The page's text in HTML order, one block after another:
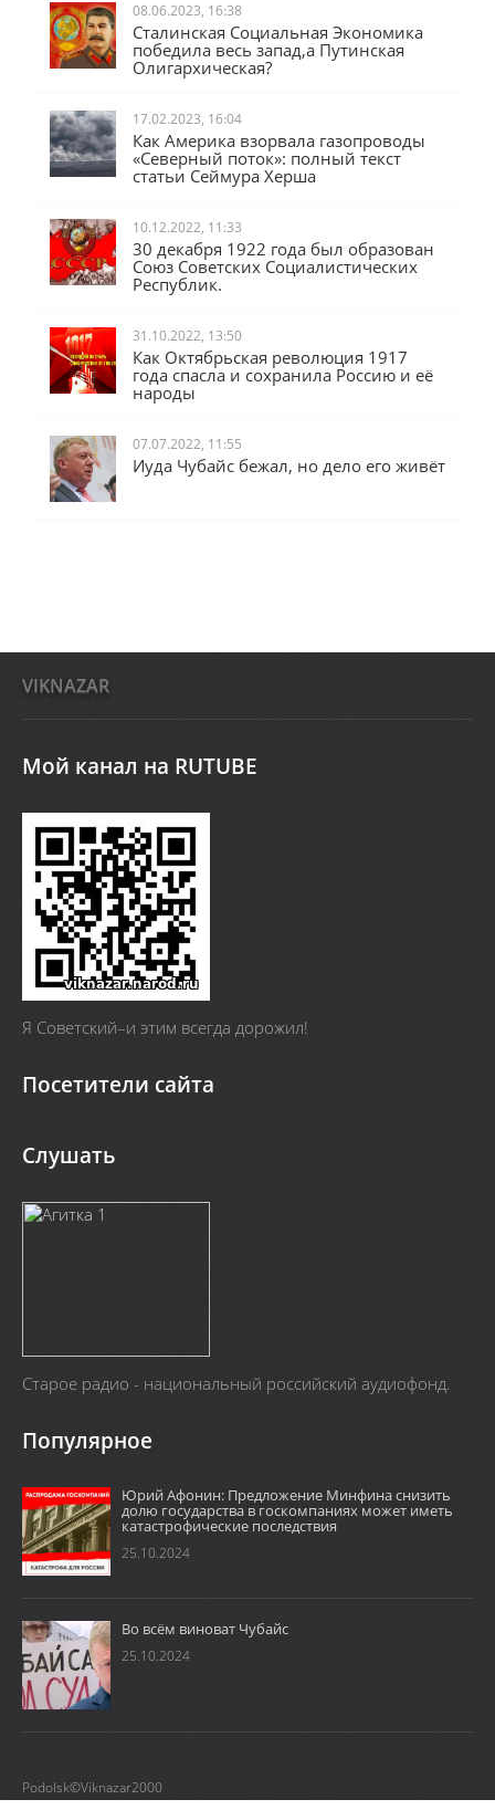
08.06.2023, 16:38
Сталинская Социальная Экономика
победила весь запад,а Путинская
Олигархическая?
17.02.2023, 16:04
Как Америка взорвала газопроводы
«Северный поток»: полный текст
статьи Сеймура Херша
10.12.2022, 11:33
30 декабря 1922 года был образован
Союз Советских Социалистических
Республик.
31.10.2022, 13:50
Как Октябрьская революция 1917
года спасла и сохранила Россию и её
народы
07.07.2022, 11:55
Иуда Чубайс бежал, но дело его живёт
VIKNAZAR
Мой канал на RUTUBE
Я Cоветский–и этим всегда дорожил!
Посетители сайта
Слушать
Старое радио - национальный российский аудиофонд.
Популярное
Юрий Афонин: Предложение Минфина снизить
долю государства в госкомпаниях может иметь
катастрофические последствия
25.10.2024
Во всём виноват Чубайс
25.10.2024
Podolsk©Viknazar2000